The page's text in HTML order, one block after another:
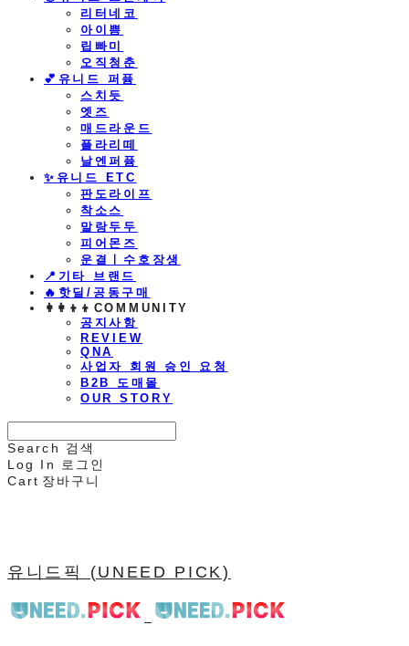
리터네코
아이쁨
립빠미
오직청춘
💕유니드 퍼퓸
스치듯
엣즈
매드라운드
플라리떼
날엔퍼퓸
​✨유니드 ETC
판도라이프
착소스
말랑두두
피어몬즈
운결ㅣ수호장생
📍기타 브랜드
🔥핫딜/공동구매
👩‍👩‍👦‍👦COMMUNITY
공지사항
REVIEW
QNA
사업자 회원 승인 요청
B2B 도매몰
OUR STORY
Search
검색
Log In
로그인
Cart 장바구니
유니드픽 (UNEED PICK)